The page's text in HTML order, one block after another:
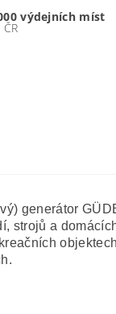
výdejních míst
generátor
strojů a